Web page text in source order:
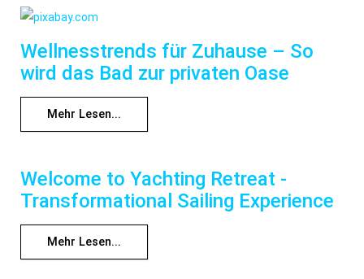
Wellnesstrends für Zuhause – So
wird das Bad zur privaten Oase
Mehr Lesen...
Welcome to Yachting Retreat -
Transformational Sailing Experience
Mehr Lesen...